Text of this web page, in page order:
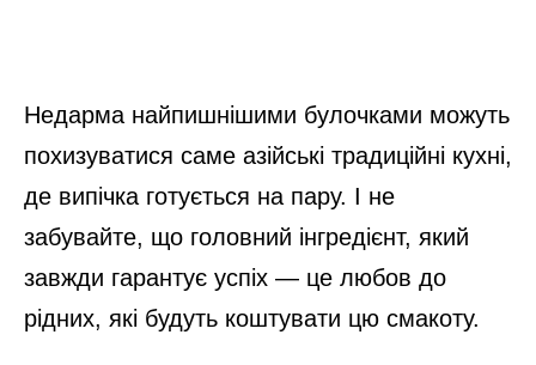
Недарма найпишнішими булочками можуть
похизуватися саме азійські традиційні кухні,
де випічка готується на пару. І не
забувайте, що головний інгредієнт, який
завжди гарантує успіх — це любов до
рідних, які будуть коштувати цю смакоту.